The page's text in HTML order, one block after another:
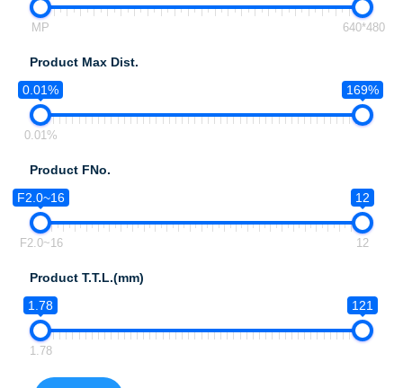
MP 640*480
Product Max Dist.
0.01%
169%
0.01%
Product FNo.
F2.0~16
12
F2.0~16 12
Product T.T.L.(mm)
1.78
121
1.78